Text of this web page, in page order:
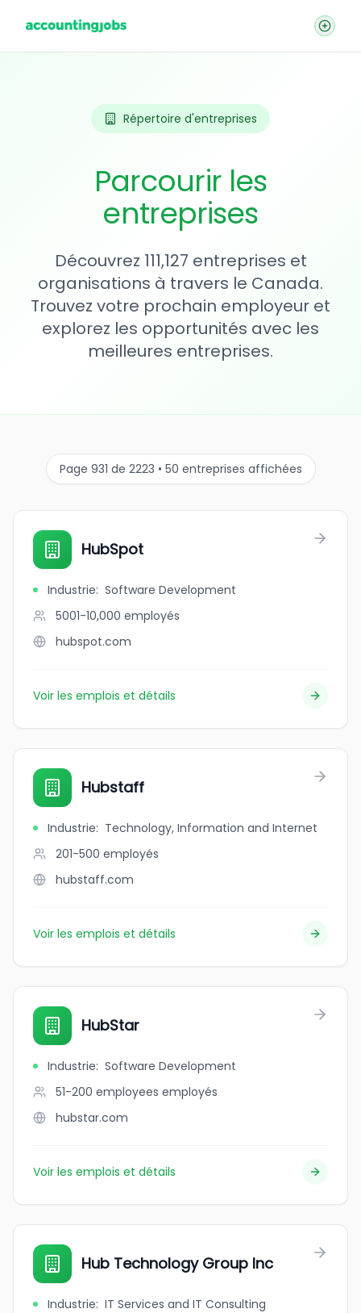
Répertoire d'entreprises
Parcourir les
entreprises
Découvrez 111,127 entreprises et
organisations à travers le Canada.
Trouvez votre prochain employeur et
explorez les opportunités avec les
meilleures entreprises.
Page 931 de 2223 • 50 entreprises affichées
HubSpot
Industrie: Software Development
5001-10,000 employés
hubspot.com
Voir les emplois et détails
Hubstaff
Industrie: Technology, Information and Internet
201-500 employés
hubstaff.com
Voir les emplois et détails
HubStar
Industrie: Software Development
51-200 employees employés
hubstar.com
Voir les emplois et détails
Hub Technology Group Inc
Industrie: IT Services and IT Consulting